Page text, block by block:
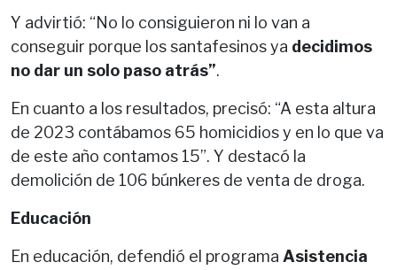
Y advirtió: “No lo consiguieron ni lo van a
conseguir porque los santafesinos ya decidimos
no dar un solo paso atrás”.
En cuanto a los resultados, precisó: “A esta altura
de 2023 contábamos 65 homicidios y en lo que va
de este año contamos 15”. Y destacó la
demolición de 106 búnkeres de venta de droga.
Educación
En educación, defendió el programa Asistencia